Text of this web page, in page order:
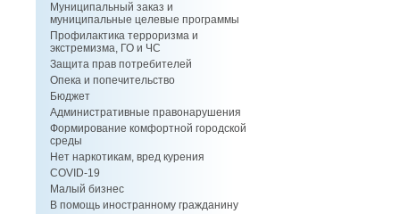
Муниципальный заказ и
муниципальные целевые программы
Профилактика терроризма и
экстремизма, ГО и ЧС
Защита прав потребителей
Опека и попечительство
Бюджет
Административные правонарушения
Формирование комфортной городской
среды
Нет наркотикам, вред курения
COVID-19
Малый бизнес
В помощь иностранному гражданину